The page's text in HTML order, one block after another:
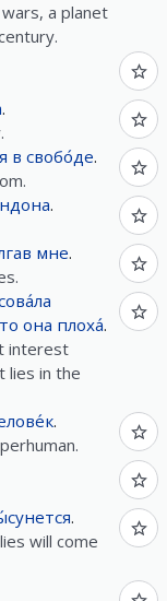
a planet
.
в свобо́де.
.
мне.
она плоха́.
interest
lies in the
.
.
will come